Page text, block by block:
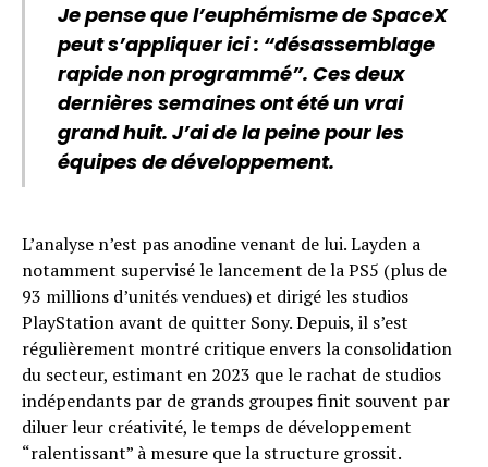
Je pense que l’euphémisme de SpaceX
peut s’appliquer ici : “désassemblage
rapide non programmé”. Ces deux
dernières semaines ont été un vrai
grand huit. J’ai de la peine pour les
équipes de développement.
L’analyse n’est pas anodine venant de lui. Layden a
notamment supervisé le lancement de la PS5 (plus de
93 millions d’unités vendues) et dirigé les studios
PlayStation avant de quitter Sony. Depuis, il s’est
régulièrement montré critique envers la consolidation
du secteur, estimant en 2023 que le rachat de studios
indépendants par de grands groupes finit souvent par
diluer leur créativité, le temps de développement
“ralentissant” à mesure que la structure grossit.